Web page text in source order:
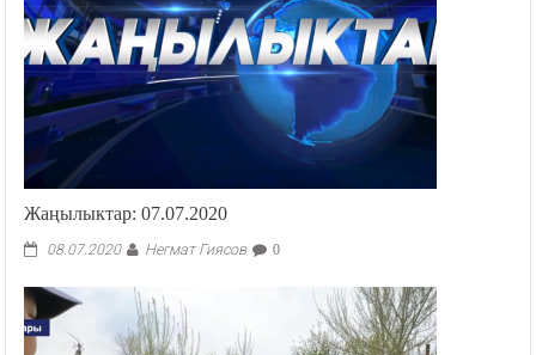
Жаңылыктар: 07.07.2020
08.07.2020 Негмат Гиясов 0